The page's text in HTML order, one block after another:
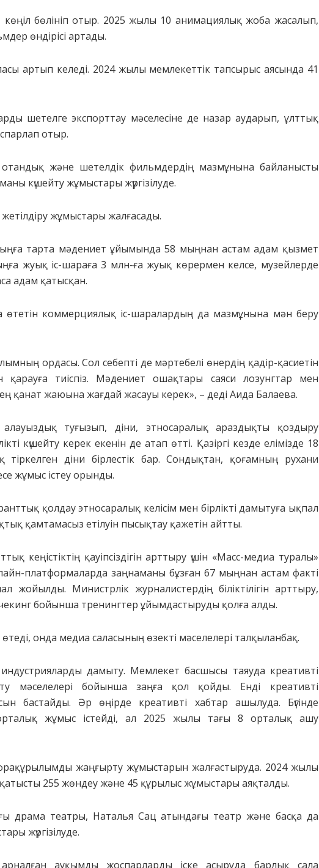
бөлініп отыр. 2025 жылы 10 анимациялық жоба жасалып,
өндірісі артады.
артып келеді. 2024 жылы мемлекеттік тапсырыс аясында 41
шетелге экспорттау мәселесіне де назар аударып, ұлттық
отыр.
және шетелдік фильмдердің мазмұнына байланысты
күшейту жұмыстары жүргізілуде.
жұмыстары жалғасады.
тарта мәдениет ұйымында 58 мыңнан астам адам қызмет
жуық іс-шараға 3 млн-ға жуық көрермен келсе, музейлерде
адам қатысқан.
коммерциялық іс-шаралардың да мазмұнына мән беру
ордасы. Сол себепті де мәртебелі өнердің қадір-қасиетін
қарауға тиіспіз. Мәдениет ошақтары саяси лозунгтар мен
қанат жаюына жағдай жасауы керек», – деді Аида Балаева.
туғызып, діни, этносаралық араздықты қоздыру
күшейту керек екенін де атап өтті. Қазіргі кезде елімізде 18
тіркелген діни бірлестік бар. Сондықтан, қоғамның рухани
жұмыс істеу орынды.
қолдау этносаралық келісім мен бірлікті дамытуға ықпал
қамтамасыз етілуін пысықтау қажетін айтты.
кеңістіктің қауіпсіздігін арттыру үшін «Масс-медиа туралы»
платформаларда заңнаманы бұзған 67 мыңнан астам факті
Министрлік журналистердің біліктілігін арттыру,
бойынша тренингтер ұйымдастыруды қолға алды.
онда медиа саласының өзекті мәселелері талқыланбақ.
дамыту. Мемлекет басшысы таяуда креативті
мәселелері бойынша заңға қол қойды. Енді креативті
бастайды. Әр өңірде креативті хабтар ашылуда. Бүгінде
жұмыс істейді, ал 2025 жылы тағы 8 орталық ашу
жаңғырту жұмыстарын жалғастыруда. 2024 жылы
255 жөндеу және 45 құрылыс жұмыстары аяқталды.
драма театры, Наталья Сац атындағы театр және басқа да
жүргізілуде.
ауқымды жоспарларды іске асыруда барлық сала